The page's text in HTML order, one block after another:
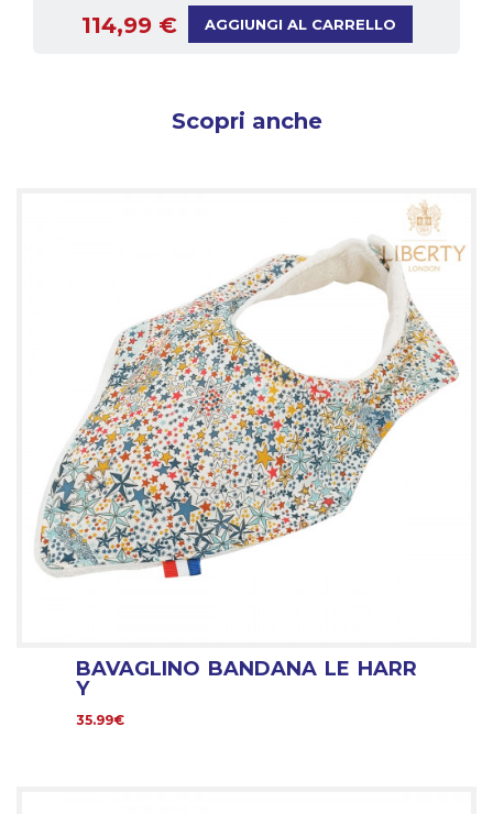
114,99 € AGGIUNGI AL CARRELLO
Scopri anche
BAVAGLINO BANDANA LE HARR
Y
35.99€